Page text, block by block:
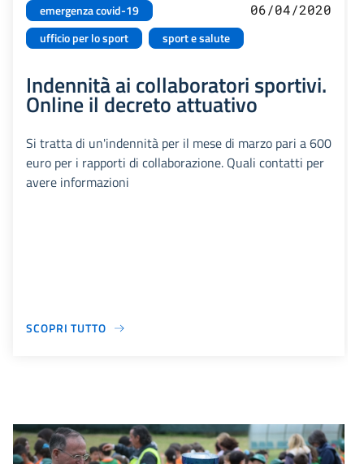
emergenza covid-19
ufficio per lo sport
sport e salute
06/04/2020
Indennità ai collaboratori sportivi.
Online il decreto attuativo
Si tratta di un'indennità per il mese di marzo pari a 600
euro per i rapporti di collaborazione. Quali contatti per
avere informazioni
SCOPRI TUTTO